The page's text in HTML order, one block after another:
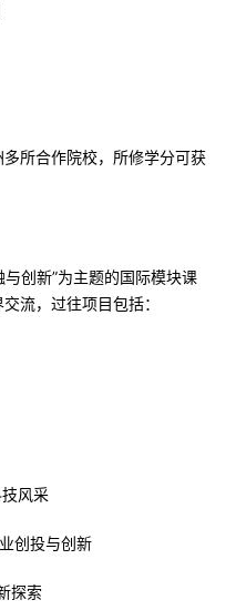
所合作院校，所修学分可获
与创新”为主题的国际模块课
流，过往项目包括：
风采
创投与创新
探索